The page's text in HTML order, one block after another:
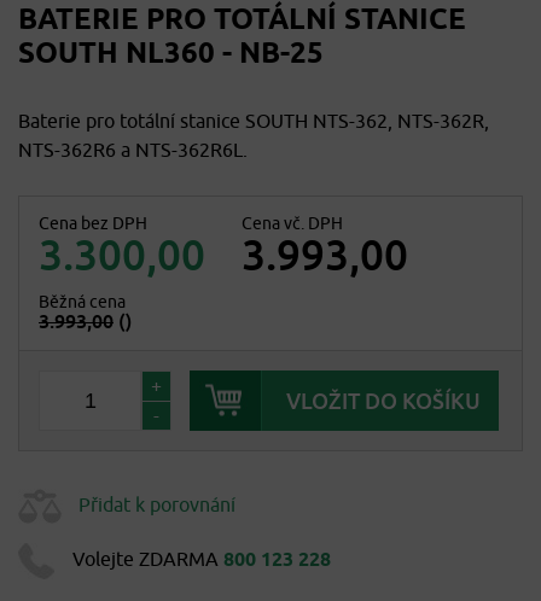
BATERIE PRO TOTÁLNÍ STANICE
SOUTH NL360 - NB-25
Baterie pro totální stanice SOUTH NTS-362, NTS-362R,
NTS-362R6 a NTS-362R6L.
Cena bez DPH
3.300,00
Cena vč. DPH
3.993,00
Běžná cena
3.993,00 ()
+
-
Přidat k porovnání
Volejte ZDARMA 800 123 228